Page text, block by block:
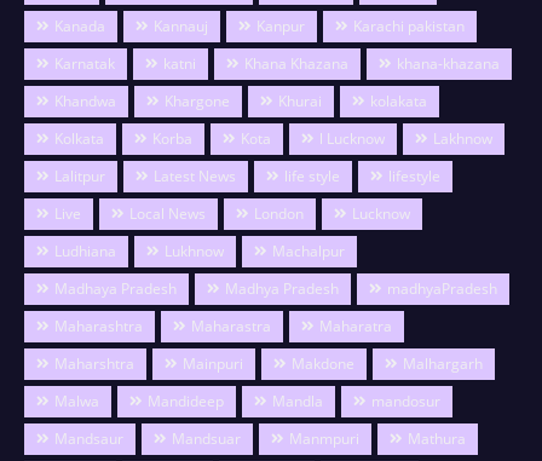
Kanada
Kannauj Kanpur
Karachi pakistan
Karnatak
katni Khana Khazana
khana-khazana
Khandwa
Khargone Khurai
kolakata
Kolkata
Korba Kota l Lucknow
Lakhnow
Lalitpur
Latest News life style
lifestyle
Live
Local News London
Lucknow
Ludhiana
Lukhnow
Machalpur
Madhaya Pradesh
Madhya Pradesh
madhyaPradesh
Maharashtra
Maharastra
Maharatra
Maharshtra
Mainpuri Makdone
Malhargarh
Malwa
Mandideep Mandla
mandosur
Mandsaur
Mandsuar Manmpuri
Mathura